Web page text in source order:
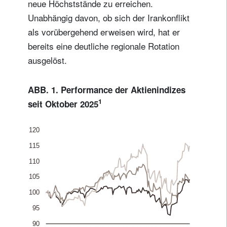
neue Höchststände zu erreichen.
Unabhängig davon, ob sich der Irankonflikt
als vorübergehend erweisen wird, hat er
bereits eine deutliche regionale Rotation
ausgelöst.
ABB. 1. Performance der Aktienindizes
seit Oktober 20251